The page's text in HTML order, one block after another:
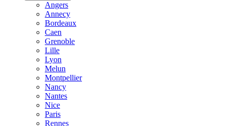
Angers
Annecy
Bordeaux
Caen
Grenoble
Lille
Lyon
Melun
Montpellier
Nancy
Nantes
Nice
Paris
Rennes